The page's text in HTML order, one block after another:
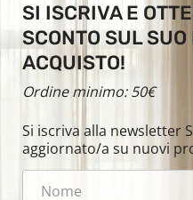
SI ISCRIVA E
SCONTO SUL
ACQUISTO!
Ordine minimo: 50€
Si iscriva alla newsletter
aggiornato/a su nuovi